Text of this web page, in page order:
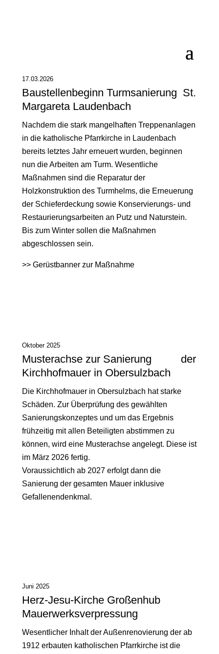
17.03.2026
Baustellenbeginn Turmsanierung St.
Margareta Laudenbach
Nachdem die stark mangelhaften Treppenanlagen
in die katholische Pfarrkirche in Laudenbach
bereits letztes Jahr erneuert wurden, beginnen
nun die Arbeiten am Turm. Wesentliche
Maßnahmen sind die Reparatur der
Holzkonstruktion des Turmhelms, die Erneuerung
der Schieferdeckung sowie Konservierungs- und
Restaurierungsarbeiten an Putz und Naturstein.
Bis zum Winter sollen die Maßnahmen
abgeschlossen sein.
>> Gerüstbanner zur Maßnahme
Oktober 2025
Musterachse zur Sanierung der
Kirchhofmauer in Obersulzbach
Die Kirchhofmauer in Obersulzbach hat starke
Schäden. Zur Überprüfung des gewählten
Sanierungskonzeptes und um das Ergebnis
frühzeitig mit allen Beteiligten abstimmen zu
können, wird eine Musterachse angelegt. Diese ist
im März 2026 fertig.
Voraussichtlich ab 2027 erfolgt dann die
Sanierung der gesamten Mauer inklusive
Gefallenendenkmal.
Juni 2025
Herz-Jesu-Kirche Großenhub
Mauerwerksverpressung
Wesentlicher Inhalt der Außenrenovierung der ab
1912 erbauten katholischen Pfarrkirche ist die